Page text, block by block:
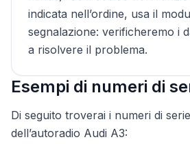
indicata nell’ordine, usa il
segnalazione: verificheremo i
a risolvere il problema.
Esempi di numeri di
Di seguito troverai i numeri di
dell’autoradio Audi A3: